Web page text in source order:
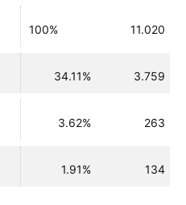
100% 11.020
34.11% 3.759
3.62% 263
1.91% 134